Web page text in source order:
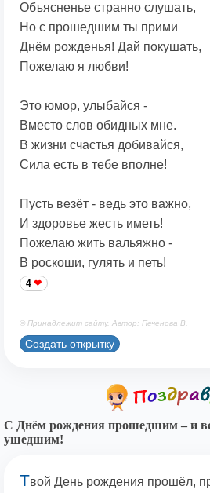
Объясненье странно слушать,
Но с прошедшим ты прими
Днём рожденья! Дай покушать,
Пожелаю я любви!
Это юмор, улыбайся -
Вместо слов обидных мне.
В жизни счастья добивайся,
Сила есть в тебе вполне!
Пусть везёт - ведь это важно,
И здоровье жесть иметь!
Пожелаю жить вальяжно -
В роскоши, гулять и петь!
4
© Принадлежит сайту. Автор: Печенова В.
Создать открытку
С Днём рождения прошедшим – и
ушедшим!
Твой День рождения прошёл,